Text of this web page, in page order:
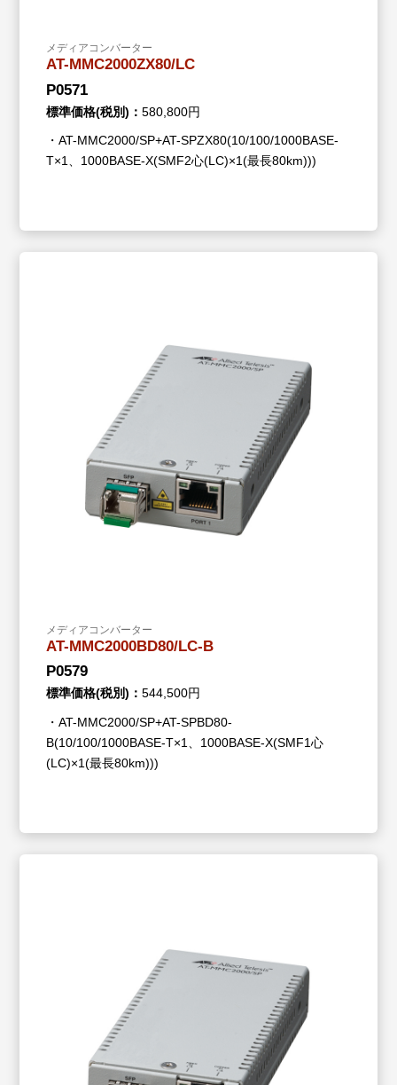
メディアコンバーター
AT-MMC2000ZX80/LC
P0571
標準価格(税別)：580,800円
・AT-MMC2000/SP+AT-SPZX80(10/100/1000BASE-
T×1、1000BASE-X(SMF2心(LC)×1(最長80km)))
メディアコンバーター
AT-MMC2000BD80/LC-B
P0579
標準価格(税別)：544,500円
・AT-MMC2000/SP+AT-SPBD80-
B(10/100/1000BASE-T×1、1000BASE-X(SMF1心
(LC)×1(最長80km)))